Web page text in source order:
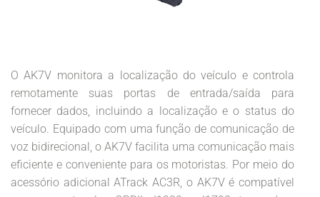
O AK7V monitora a localização do veículo e controla
remotamente suas portas de entrada/saída para
fornecer dados, incluindo a localização e o status do
veículo. Equipado com uma função de comunicação de
voz bidirecional, o AK7V facilita uma comunicação mais
eficiente e conveniente para os motoristas. Por meio do
acessório adicional ATrack AC3R, o AK7V é compatível